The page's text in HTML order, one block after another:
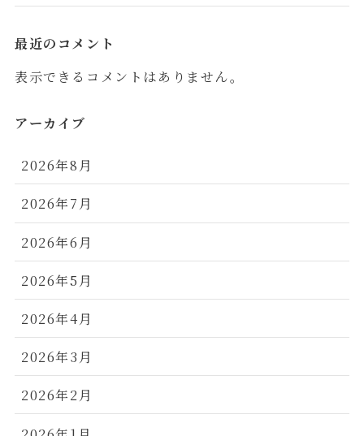
最近のコメント
表示できるコメントはありません。
アーカイブ
2026年8月
2026年7月
2026年6月
2026年5月
2026年4月
2026年3月
2026年2月